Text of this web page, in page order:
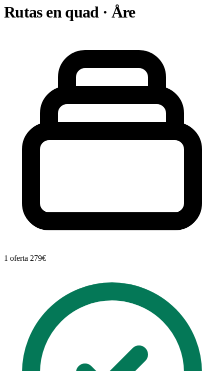
Rutas en quad · Åre
1 oferta 279€